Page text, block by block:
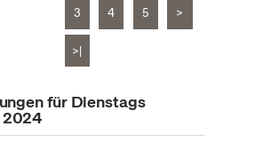
3 4 5 >
>|
für Dienstags
2024